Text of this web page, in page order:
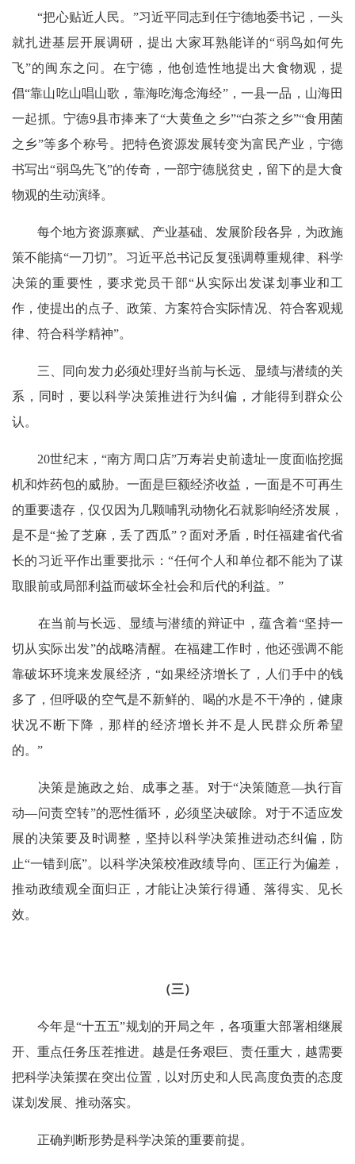
“把心贴近人民。”习近平同志到任宁德地委书记，一头
就扎进基层开展调研，提出大家耳熟能详的“弱鸟如何先
飞”的闽东之问。在宁德，他创造性地提出大食物观，提
倡“靠山吃山唱山歌，靠海吃海念海经”，一县一品，山海田
一起抓。宁德9县市捧来了“大黄鱼之乡”“白茶之乡”“食用菌
之乡”等多个称号。把特色资源发展转变为富民产业，宁德
书写出“弱鸟先飞”的传奇，一部宁德脱贫史，留下的是大食
物观的生动演绎。
每个地方资源禀赋、产业基础、发展阶段各异，为政施
策不能搞“一刀切”。习近平总书记反复强调尊重规律、科学
决策的重要性，要求党员干部“从实际出发谋划事业和工
作，使提出的点子、政策、方案符合实际情况、符合客观规
律、符合科学精神”。
三、同向发力必须处理好当前与长远、显绩与潜绩的关
系，同时，要以科学决策推进行为纠偏，才能得到群众公
认。
20世纪末，“南方周口店”万寿岩史前遗址一度面临挖掘
机和炸药包的威胁。一面是巨额经济收益，一面是不可再生
的重要遗存，仅仅因为几颗哺乳动物化石就影响经济发展，
是不是“捡了芝麻，丢了西瓜”？面对矛盾，时任福建省代省
长的习近平作出重要批示：“任何个人和单位都不能为了谋
取眼前或局部利益而破坏全社会和后代的利益。”
在当前与长远、显绩与潜绩的辩证中，蕴含着“坚持一
切从实际出发”的战略清醒。在福建工作时，他还强调不能
靠破坏环境来发展经济，“如果经济增长了，人们手中的钱
多了，但呼吸的空气是不新鲜的、喝的水是不干净的，健康
状况不断下降，那样的经济增长并不是人民群众所希望
的。”
决策是施政之始、成事之基。对于“决策随意—执行盲
动—问责空转”的恶性循环，必须坚决破除。对于不适应发
展的决策要及时调整，坚持以科学决策推进动态纠偏，防
止“一错到底”。以科学决策校准政绩导向、匡正行为偏差，
推动政绩观全面归正，才能让决策行得通、落得实、见长
效。
（三）
今年是“十五五”规划的开局之年，各项重大部署相继展
开、重点任务压茬推进。越是任务艰巨、责任重大，越需要
把科学决策摆在突出位置，以对历史和人民高度负责的态度
谋划发展、推动落实。
正确判断形势是科学决策的重要前提。